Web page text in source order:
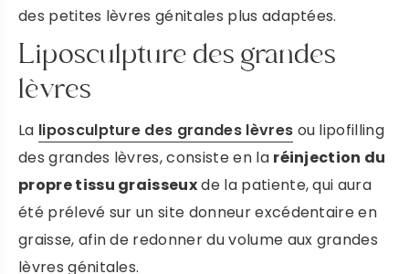
des petites lèvres génitales plus adaptées.
Liposculpture des grandes
lèvres
La liposculpture des grandes lèvres ou lipofilling
des grandes lèvres, consiste en la réinjection du
propre tissu graisseuxde la patiente, qui aura
été prélevé sur un site donneur excédentaire en
graisse, afin de redonner du volume aux grandes
lèvres génitales.